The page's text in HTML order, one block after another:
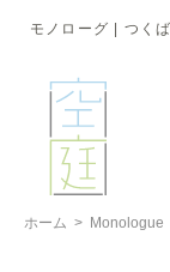
モノローグ | つく
ホーム > Monologue